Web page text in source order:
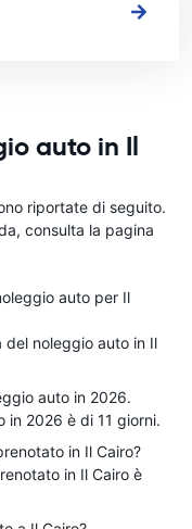
auto in Il
riportate di seguito.
consulta la pagina
auto per Il
del noleggio auto in Il
auto in 2026.
in 2026 è di 11 giorni.
in Il Cairo?
in Il Cairo è